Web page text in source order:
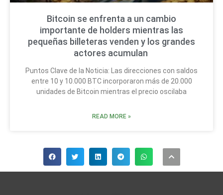
Bitcoin se enfrenta a un cambio
importante de holders mientras las
pequeñas billeteras venden y los grandes
actores acumulan
Puntos Clave de la Noticia: Las direcciones con saldos
entre 10 y 10.000 BTC incorporaron más de 20.000
unidades de Bitcoin mientras el precio oscilaba
READ MORE »